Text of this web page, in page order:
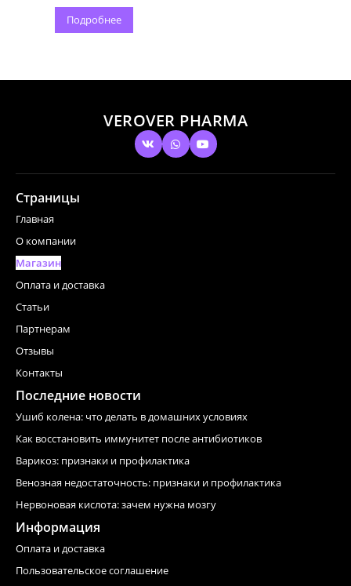
Подробнее
VEROVER PHARMA
Страницы
Главная
О компании
Магазин
Оплата и доставка
Статьи
Партнерам
Отзывы
Контакты
Последние новости
Ушиб колена: что делать в домашних условиях
Как восстановить иммунитет после антибиотиков
Варикоз: признаки и профилактика
Венозная недостаточность: признаки и профилактика
Нервоновая кислота: зачем нужна мозгу
Информация
Оплата и доставка
Пользовательское соглашение